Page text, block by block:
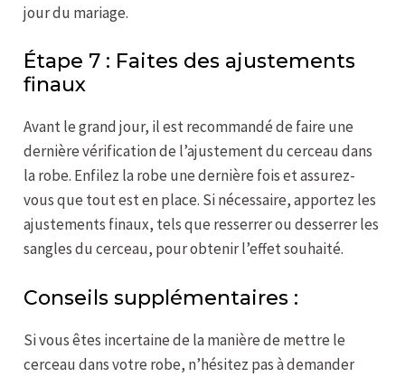
jour du mariage.
Étape 7 : Faites des ajustements
finaux
Avant le grand jour, il est recommandé de faire une
dernière vérification de l’ajustement du cerceau dans
la robe. Enfilez la robe une dernière fois et assurez-
vous que tout est en place. Si nécessaire, apportez les
ajustements finaux, tels que resserrer ou desserrer les
sangles du cerceau, pour obtenir l’effet souhaité.
Conseils supplémentaires :
Si vous êtes incertaine de la manière de mettre le
cerceau dans votre robe, n’hésitez pas à demander